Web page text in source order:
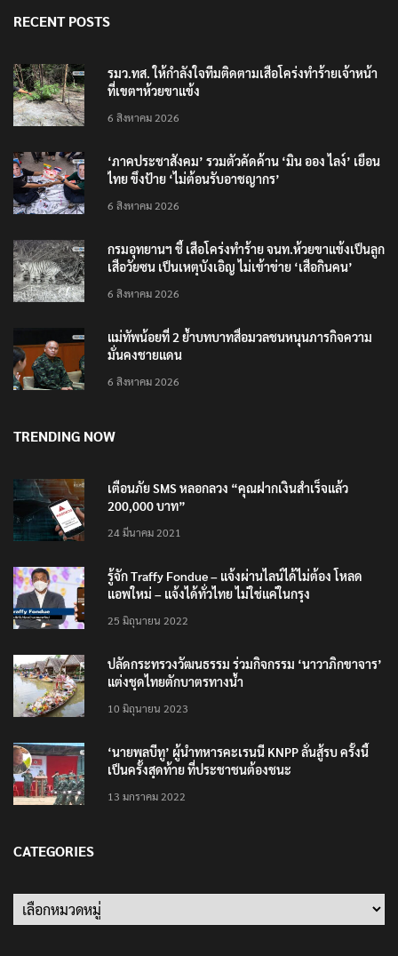
RECENT POSTS
รมว.ทส. ให้กำลังใจทีมติดตามเสือโคร่งทำร้ายเจ้าหน้า
ที่เขตฯห้วยขาแข้ง
6 สิงหาคม 2026
‘ภาคประชาสังคม’ รวมตัวคัดค้าน ‘มิน ออง ไลง์’ เยือน
ไทย ขึงป้าย ‘ไม่ต้อนรับอาชญากร’
6 สิงหาคม 2026
กรมอุทยานฯ ชี้ เสือโคร่งทำร้าย จนท.ห้วยขาแข้งเป็นลูก
เสือวัยซน เป็นเหตุบังเอิญ ไม่เข้าข่าย ‘เสือกินคน’
6 สิงหาคม 2026
แม่ทัพน้อยที่ 2 ย้ำบทบาทสื่อมวลชนหนุนภารกิจความ
มั่นคงชายแดน
6 สิงหาคม 2026
TRENDING NOW
เตือนภัย SMS หลอกลวง “คุณฝากเงินสำเร็จแล้ว
200,000 บาท”
24 มีนาคม 2021
รู้จัก Traffy Fondue – แจ้งผ่านไลน์ได้ไม่ต้อง โหลด
แอพใหม่ – แจ้งได้ทั่วไทย ไม่ใช่แค่ในกรุง
25 มิถุนายน 2022
ปลัดกระทรวงวัฒนธรรม ร่วมกิจกรรม ‘นาวาภิกขาจาร’
แต่งชุดไทยตักบาตรทางน้ำ
10 มิถุนายน 2023
‘นายพลบีทู’ ผู้นำทหารคะเรนนี KNPP ลั่นสู้รบ ครั้งนี้
เป็นครั้งสุดท้าย ที่ประชาชนต้องชนะ
13 มกราคม 2022
CATEGORIES
Categories